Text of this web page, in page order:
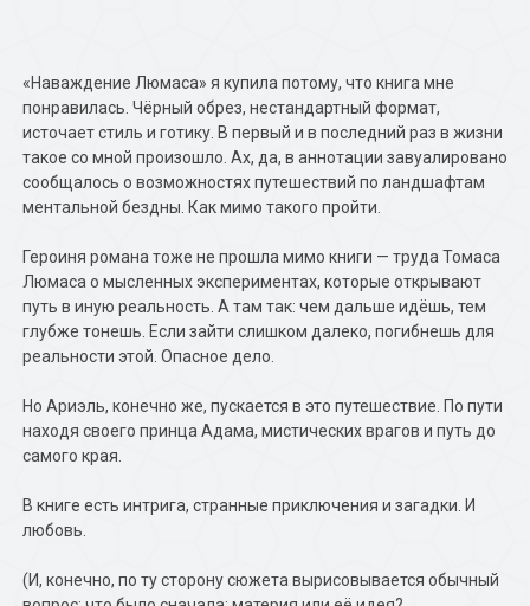
«Наваждение Люмаса» я купила потому, что книга мне
понравилась. Чёрный обрез, нестандартный формат,
источает стиль и готику. В первый и в последний раз в жизни
такое со мной произошло. Ах, да, в аннотации завуалировано
сообщалось о возможностях путешествий по ландшафтам
ментальной бездны. Как мимо такого пройти.
Героиня романа тоже не прошла мимо книги — труда Томаса
Люмаса о мысленных экспериментах, которые открывают
путь в иную реальность. А там так: чем дальше идёшь, тем
глубже тонешь. Если зайти слишком далеко, погибнешь для
реальности этой. Опасное дело.
Но Ариэль, конечно же, пускается в это путешествие. По пути
находя своего принца Адама, мистических врагов и путь до
самого края.
В книге есть интрига, странные приключения и загадки. И
любовь.
(И, конечно, по ту сторону сюжета вырисовывается обычный